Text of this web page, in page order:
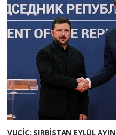
VUÇİÇ: SIRBİSTAN EYLÜL